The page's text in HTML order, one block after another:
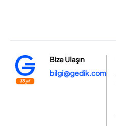
Bize Ulaşın
bilgi@gedik.com